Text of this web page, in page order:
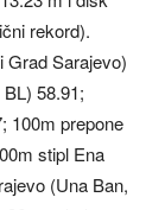
rekord).
Grad Sarajevo)
58.91;
100m prepone
stipl Ena
(Una Ban,